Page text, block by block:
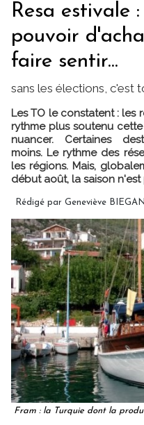
Resa estivale
pouvoir
faire sentir...
sans les élections, c'est
Les TO le constatent : les
rythme plus soutenu
nuancer. Certaines
moins. Le rythme des
les régions. Mais,
début août, la saison n'est
Rédigé par Geneviève
Fram : la Turquie dont la